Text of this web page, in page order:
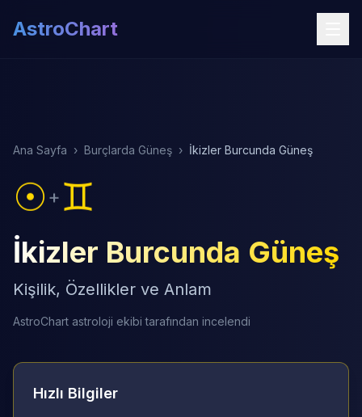
AstroChart
Ana Sayfa › Burçlarda Güneş › İkizler Burcunda Güneş
☉ + ♊
İkizler Burcunda Güneş
Kişilik, Özellikler ve Anlam
AstroChart astroloji ekibi tarafından incelendi
Hızlı Bilgiler